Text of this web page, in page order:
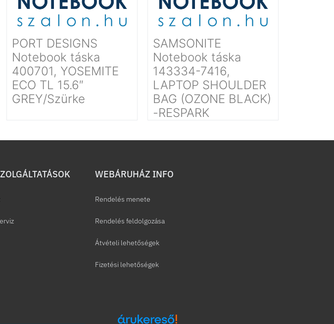
PORT DESIGNS
Notebook táska
400701, YOSEMITE
ECO TL 15.6″
GREY/Szürke
SAMSONITE
Notebook táska
143334-7416,
LAPTOP SHOULDER
BAG (OZONE BLACK)
-RESPARK
WEBÁRUHÁZ INFO
Rendelés menete
Rendelés feldolgozása
Átvételi lehetőségek
Fizetési lehetőségek